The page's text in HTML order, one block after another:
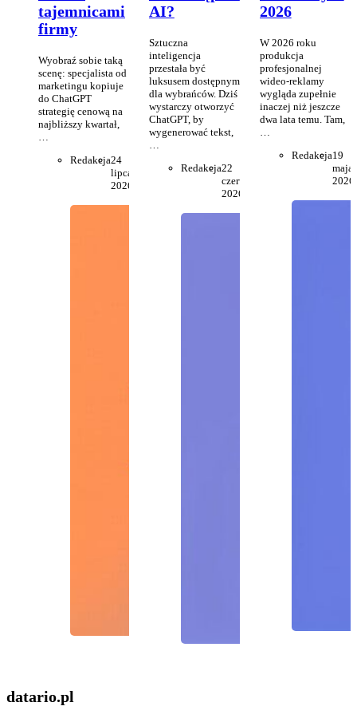
tajemnicami
firmy
Wyobraź sobie taką
scenę: specjalista od
marketingu kopiuje
do ChatGPT
strategię cenową na
najbliższy kwartał,
Redakcja24
lipca
2026
AI?
Sztuczna
inteligencja
przestała być
luksusem dostępnym
dla wybrańców. Dziś
wystarczy otworzyć
ChatGPT, by
wygenerować tekst,
Redakcja22
czerwca
2026
2026
W 2026 roku
produkcja
profesjonalnej
wideo-reklamy
wygląda zupełnie
inaczej niż jeszcze
dwa lata temu. Tam,
Redakcja19
maja
2026
datario.pl